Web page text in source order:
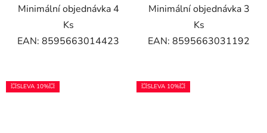
Minimální objednávka 4
Ks
EAN: 8595663014423
Minimální objednávka 3
Ks
EAN: 8595663031192
💥SLEVA 10%💥 💥SLEVA 10%💥